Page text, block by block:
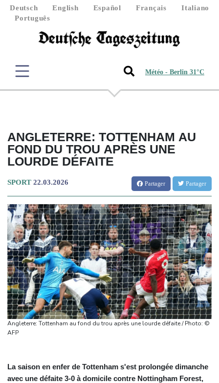
Deutsch English Español Français
Italiano
Português
Météo - Berlin 31°C
ANGLETERRE: TOTTENHAM AU
FOND DU TROU APRÈS UNE
LOURDE DÉFAITE
SPORT 22.03.2026 Partager Partager
Angleterre: Tottenham au fond du trou après une lourde défaite / Photo: ©
AFP
La saison en enfer de Tottenham s'est prolongée dimanche
avec une défaite 3-0 à domicile contre Nottingham Forest,